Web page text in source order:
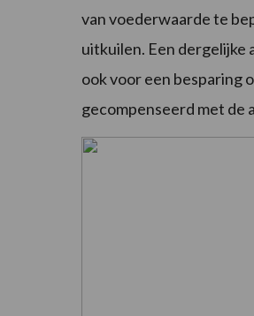
van voederwaarde te
uitkuilen. Een dergelijke
ook voor een besparing
gecompenseerd met de